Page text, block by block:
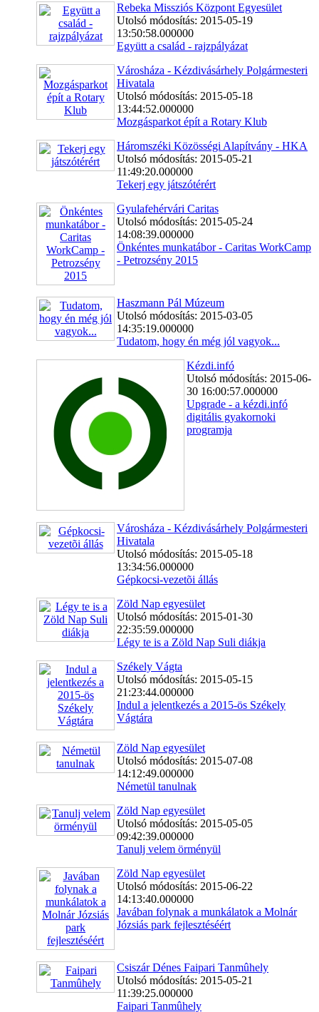
Rebeka Missziós Központ Egyesület
Utolsó módosítás: 2015-05-19
13:50:58.000000
Együtt a család - rajzpályázat
Városháza - Kézdivásárhely Polgármesteri
Hivatala
Utolsó módosítás: 2015-05-18
13:44:52.000000
Mozgásparkot épít a Rotary Klub
Háromszéki Közösségi Alapítvány - HKA
Utolsó módosítás: 2015-05-21
11:49:20.000000
Tekerj egy játszótérért
Gyulafehérvári Caritas
Utolsó módosítás: 2015-05-24
14:08:39.000000
Önkéntes munkatábor - Caritas WorkCamp
- Petrozsény 2015
Haszmann Pál Múzeum
Utolsó módosítás: 2015-03-05
14:35:19.000000
Tudatom, hogy én még jól vagyok...
Kézdi.infó
Utolsó módosítás: 2015-06-
30 16:00:57.000000
Upgrade - a kézdi.infó
digitális gyakornoki
programja
Városháza - Kézdivásárhely Polgármesteri
Hivatala
Utolsó módosítás: 2015-05-18
13:34:56.000000
Gépkocsi-vezetõi állás
Zöld Nap egyesület
Utolsó módosítás: 2015-01-30
22:35:59.000000
Légy te is a Zöld Nap Suli diákja
Székely Vágta
Utolsó módosítás: 2015-05-15
21:23:44.000000
Indul a jelentkezés a 2015-ös Székely
Vágtára
Zöld Nap egyesület
Utolsó módosítás: 2015-07-08
14:12:49.000000
Németül tanulnak
Zöld Nap egyesület
Utolsó módosítás: 2015-05-05
09:42:39.000000
Tanulj velem örményül
Zöld Nap egyesület
Utolsó módosítás: 2015-06-22
14:13:40.000000
Javában folynak a munkálatok a Molnár
Józsiás park fejlesztéséért
Csiszár Dénes Faipari Tanmûhely
Utolsó módosítás: 2015-05-21
11:39:25.000000
Faipari Tanmûhely